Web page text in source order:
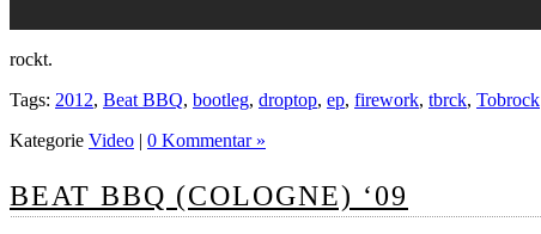
rockt.
Tags: 2012, Beat BBQ, bootleg, droptop, ep, firework, tbrck, Tobrock
Kategorie Video | 0 Kommentar »
BEAT BBQ (COLOGNE) ‘09